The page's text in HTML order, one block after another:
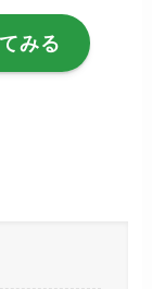
みる